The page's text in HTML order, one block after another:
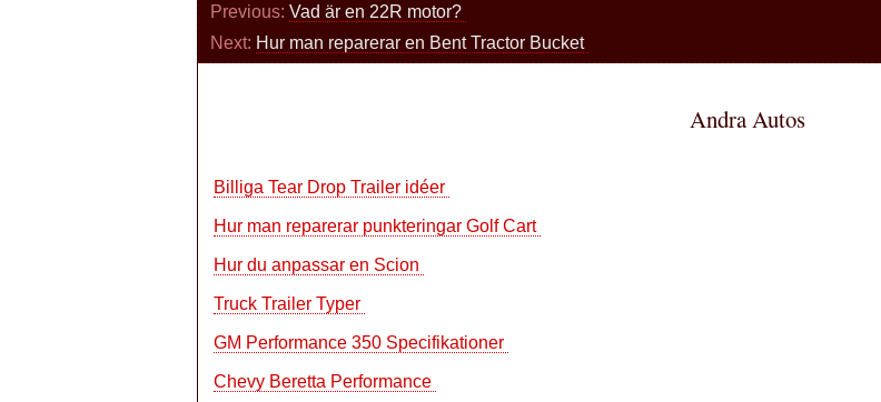
Previous: Vad är en 22R motor?
Next: Hur man reparerar en Bent Tractor Bucket
Andra Autos
Billiga Tear Drop Trailer idéer
Hur man reparerar punkteringar Golf Cart
Hur du anpassar en Scion
Truck Trailer Typer
GM Performance 350 Specifikationer
Chevy Beretta Performance